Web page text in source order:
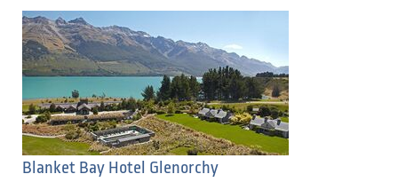
Blanket Bay Hotel Glenorchy